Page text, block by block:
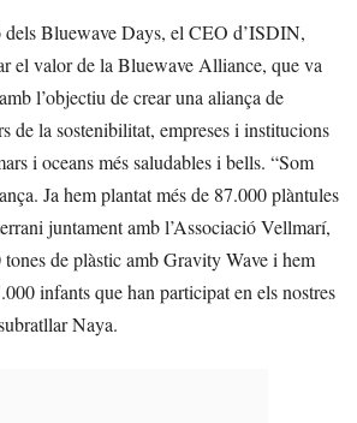
Bluewave Days, el CEO d’ISDIN,
el valor de la Bluewave Alliance, que va
l’objectiu de crear una aliança de
de la sostenibilitat, empreses i institucions
i oceans més saludables i bells. “Som
Ja hem plantat més de 87.000 plàntules
juntament amb l’Associació Vellmarí,
de plàstic amb Gravity Wave i hem
infants que han participat en els nostres
Naya.